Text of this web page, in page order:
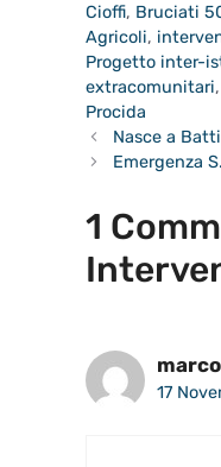
Cioffi, Bruciati
Agricoli,
Progetto inter-
extracomunitari,
Procida
Nasce a
Emergenza
1
17